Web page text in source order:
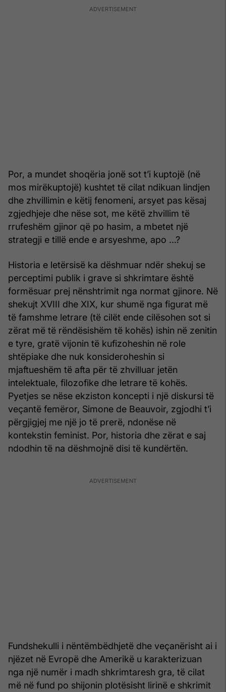
Por, a mundet shoqëria jonë sot t’i kuptojë (në
mos mirëkuptojë) kushtet të cilat ndikuan lindjen
dhe zhvillimin e këtij fenomeni, arsyet pas kësaj
zgjedhjeje dhe nëse sot, me këtë zhvillim të
rrufeshëm gjinor që po hasim, a mbetet një
strategji e tillë ende e arsyeshme, apo ...?
Historia e letërsisë ka dëshmuar ndër shekuj se
perceptimi publik i grave si shkrimtare është
formësuar prej nënshtrimit nga normat gjinore. Në
shekujt XVIII dhe XIX, kur shumë nga figurat më
të famshme letrare (të cilët ende cilësohen sot si
zërat më të rëndësishëm të kohës) ishin në zenitin
e tyre, gratë vijonin të kufizoheshin në role
shtëpiake dhe nuk konsideroheshin si
mjaftueshëm të afta për të zhvilluar jetën
intelektuale, filozofike dhe letrare të kohës.
Pyetjes se nëse ekziston koncepti i një diskursi të
veçantë femëror, Simone de Beauvoir, zgjodhi t’i
përgjigjej me një jo të prerë, ndonëse në
kontekstin feminist. Por, historia dhe zërat e saj
ndodhin të na dëshmojnë disi të kundërtën.
Fundshekulli i nëntëmbëdhjetë dhe veçanërisht ai i
njëzet në Evropë dhe Amerikë u karakterizuan
nga një numër i madh shkrimtaresh gra, të cilat
më në fund po shijonin plotësisht lirinë e shkrimit